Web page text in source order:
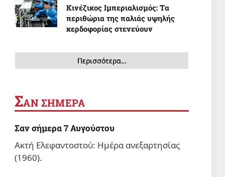
Κινέζικος Ιμπεριαλισμός: Tα
περιθώρια της παλιάς υψηλής
κερδοφορίας στενεύουν
Περισσότερα…
ΣΑΝ ΣΗΜΕΡΑ
Σαν σήμερα 7 Αυγούστου
Ακτή Ελεφαντοστού: Ημέρα ανεξαρτησίας
(1960).